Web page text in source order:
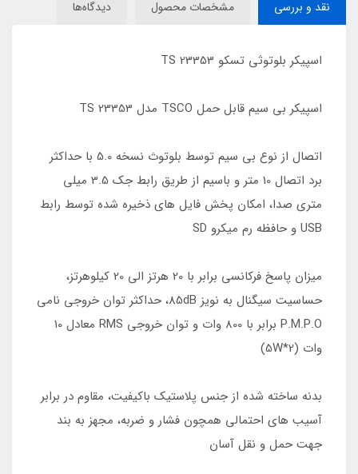
نقد و بررسی مشخصات محصول دیدگاه‌ها
اسپیکر بلوتوثی تسکو TS 23353
اسپیکر بی سیم قابل حمل TSCO مدل TS 23353
اتصال از نوع بی سیم توسط بلوتوث نسخه 5.0 با حداکثر
برد اتصال 10 متر و باسیم از طریق رابط جک 3.5 میلی
متری صدا، امکان پخش فایل های ذخیره شده توسط رابط
USB و حافظه رم میکرو SD
میزان پاسخ فرکانسی برابر با 20 هرتز الی 20 کیلو‌هرتز،
حساسیت سیگنال به نویز 85dB، حداکثر توان خروجی نامی
P.M.P.O برابر با 800 وات و توان خروجی RMS معادل 10
وات (2*5W)
بدنه ساخته شده از جنس پلاستیک با‌کیفیت، مقاوم در برابر
آسیب های احتمالی همچون فشار و ضربه، مجهز به بند
جهت حمل و نقل آسان